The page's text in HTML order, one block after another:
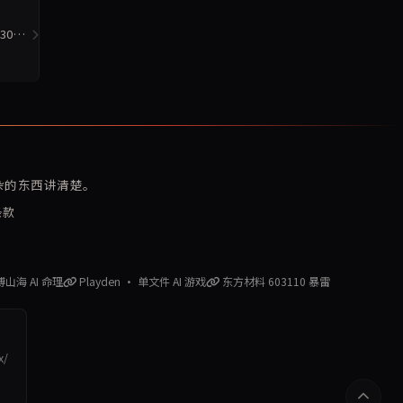
东西讲清楚。
海 AI 命理 Playden · 单文件 AI 游戏 东方材料 603110 暴雷